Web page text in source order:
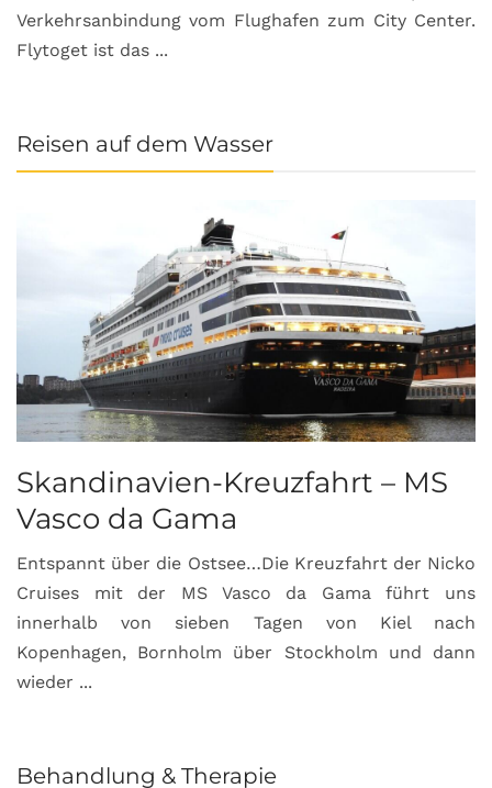
Verkehrsanbindung vom Flughafen zum City Center.
Flytoget ist das ...
Reisen auf dem Wasser
Skandinavien-Kreuzfahrt – MS
Vasco da Gama
Entspannt über die Ostsee…Die Kreuzfahrt der Nicko
Cruises mit der MS Vasco da Gama führt uns
innerhalb von sieben Tagen von Kiel nach
Kopenhagen, Bornholm über Stockholm und dann
wieder ...
Behandlung & Therapie